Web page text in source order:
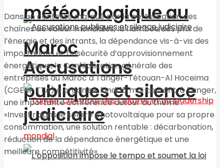
Accusations
publiques et silence
judiciaire
météorologique au
Maroc
Dans un contexte marqué par la perturbation des
chaînes de valeur mondiales, la flambée des prix de
l’énergie et des intrants, la dépendance vis-à-vis des
importations et l’insécurité d’approvisionnement
énergétique, la Confédération générale des
entreprises du Maroc à Tanger-Tétouan-Al Hoceima
(CGEM-TTA) a organisé, lundi 16 mai courant, à Tanger,
une importante conférence autour du thème :
«Investir dans le solaire photovoltaïque pour sa propre
consommation, une solution rentable : décarbonation,
réduction de la dépendance énergétique et une
meilleure compétitivité».